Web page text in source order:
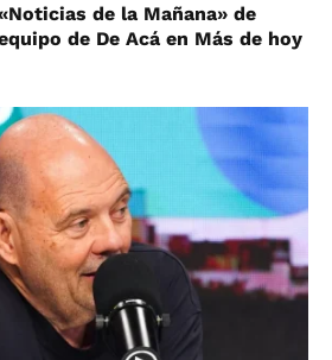
de la Mañana» de
de De Acá en Más de hoy